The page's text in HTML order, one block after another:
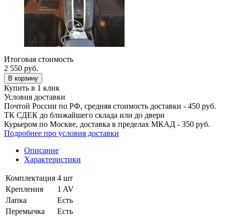
Итоговая стоимость
2 550 руб.
В корзину
Купить в 1 клик
Условия доставки
Почтой России по РФ, средняя стоимость доставки - 450 руб.
ТК СДЕК до ближайшего склада или до двери
Курьером по Москве, доставка в пределах МКАД - 350 руб.
Подробнее про условия доставки
Описание
Характеристики
Комплектация 4 шт
Крепления
1 AV
Лапка
Есть
Перемычка
Есть